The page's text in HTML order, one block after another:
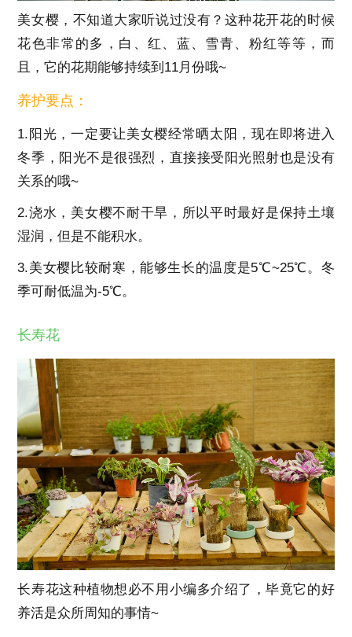
美女樱，不知道大家听说过没有？这种花开花的时候
花色非常的多，白、红、蓝、雪青、粉红等等，而
且，它的花期能够持续到11月份哦~
养护要点：
1.阳光，一定要让美女樱经常晒太阳，现在即将进入
冬季，阳光不是很强烈，直接接受阳光照射也是没有
关系的哦~
2.浇水，美女樱不耐干旱，所以平时最好是保持土壤
湿润，但是不能积水。
3.美女樱比较耐寒，能够生长的温度是5℃~25℃。冬
季可耐低温为-5℃。
长寿花
长寿花这种植物想必不用小编多介绍了，毕竟它的好
养活是众所周知的事情~